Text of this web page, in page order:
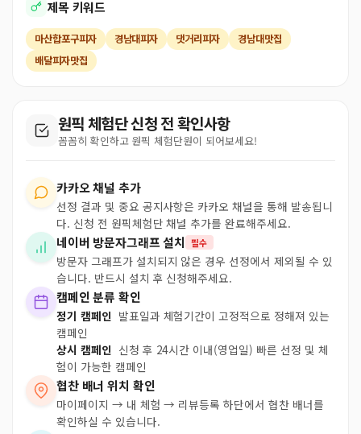
제목 키워드
마산합포구피자 경남대피자 댓거리피자
경남대맛집
배달피자맛집
원픽 체험단 신청 전 확인사항
꼼꼼히 확인하고 원픽 체험단원이 되어보세요!
카카오 채널 추가
선정 결과 및 중요 공지사항은 카카오 채널을 통해 발송됩니
다. 신청 전 원픽체험단 채널 추가를 완료해주세요.
네이버 방문자그래프 설치 필수
방문자 그래프가 설치되지 않은 경우 선정에서 제외될 수 있
습니다. 반드시 설치 후 신청해주세요.
캠페인 분류 확인
정기 캠페인 발표일과 체험기간이 고정적으로 정해져 있는
캠페인
상시 캠페인 신청 후 24시간 이내(영업일) 빠른 선정 및 체
험이 가능한 캠페인
협찬 배너 위치 확인
마이페이지 → 내 체험 → 리뷰등록 하단에서 협찬 배너를
확인하실 수 있습니다.